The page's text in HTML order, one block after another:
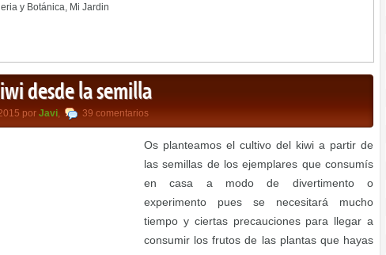
y Botánica, Mi Jardin
desde la semilla
por Javi, 39 comentarios
Os planteamos el cultivo del kiwi a partir de
las semillas de los ejemplares que consumís
en casa a modo de divertimento o
experimento pues se necesitará mucho
tiempo y ciertas precauciones para llegar a
consumir los frutos de las plantas que hayas